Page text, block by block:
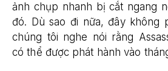
ảnh chụp nhanh bị cắt ngang
đó. Dù sao đi nữa, đây không
chúng tôi nghe nói rằng
có thể được phát hành vào